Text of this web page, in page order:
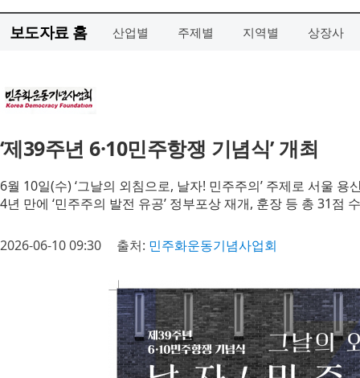
보도자료 홈 산업별 주제별 지역별 상장사
‘제39주년 6·10민주항쟁 기념식’ 개최
6월 10일(수) ‘그날의 외침으로, 날자! 민주주의’ 주제로 서울
4년 만에 ‘민주주의 발전 유공’ 정부포상 재개, 훈장 등 총 31점
2026-06-10 09:30 출처: 민주화운동기념사업회